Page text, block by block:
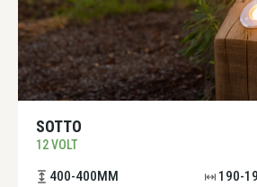
SOTTO
12 VOLT
400-400MM 190-